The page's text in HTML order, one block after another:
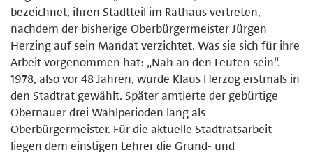
bezeichnet, ihren Stadtteil im Rathaus vertreten,
nachdem der bisherige Oberbürgermeister Jürgen
Herzing auf sein Mandat verzichtet. Was sie sich für ihre
Arbeit vorgenommen hat: „Nah an den Leuten sein“.
1978, also vor 48 Jahren, wurde Klaus Herzog erstmals in
den Stadtrat gewählt. Später amtierte der gebürtige
Obernauer drei Wahlperioden lang als
Oberbürgermeister. Für die aktuelle Stadtratsarbeit
liegen dem einstigen Lehrer die Grund- und